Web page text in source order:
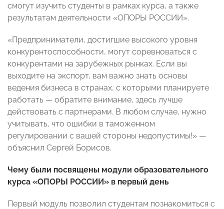
смогут изучить студенты в рамках курса, а также
результатам деятельности «ОПОРЫ РОССИИ».
«Предприниматели, достигшие высокого уровня
конкурентоспособности, могут соревноваться с
конкурентами на зарубежных рынках. Если вы
выходите на экспорт, вам важно знать основы
ведения бизнеса в странах, с которыми планируете
работать — обратите внимание, здесь лучше
действовать с партнерами. В любом случае, нужно
учитывать, что ошибки в таможенном
регулировании с вашей стороны недопустимы!» —
объяснил Сергей Борисов.
Чему были посвящены модули образовательного
курса «ОПОРЫ РОССИИ» в первый день
Первый модуль позволил студентам познакомиться с